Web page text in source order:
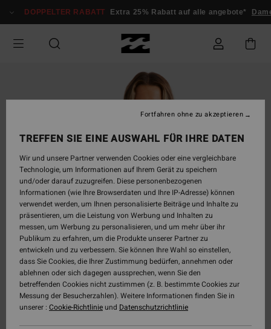
zur
springen
DOPPELTER RABATT Extra 25% Rabatt auf alle angebote*
TREFFEN SIE EINE AUSWAHL FÜR IHRE DATEN
Wir und unsere Partner verwenden Cookies oder eine vergleichbare
Technologie, um Informationen auf Ihrem Gerät zu speichern
und/oder darauf zuzugreifen. Diese personenbezogenen
Informationen (wie Ihre Browserdaten und Ihre IP-Adresse) können
verwendet werden, um Ihnen personalisierte Beiträge und Inhalte zu
präsentieren, um die Leistung von Werbung und Inhalten zu
messen, um Werbung zu personalisieren, und um mehr über ihr
Publikum zu erfahren, um die Produkte unserer Partner zu
entwickeln und zu verbessern. Sie können Ihre Wahl so einstellen,
dass Sie Cookies, die Ihrer Zustimmung bedürfen, annehmen oder
ablehnen oder sich dagegen aussprechen, wenn Sie den
betreffenden Cookies nicht zustimmen (z. B. bestimmte Cookies zur
Messung der Besucherzahlen). Weitere Informationen finden Sie in
unserer : Cookie-Richtlinieund Datenschutzrichtlinie
Fortfahren ohne zu akzeptieren